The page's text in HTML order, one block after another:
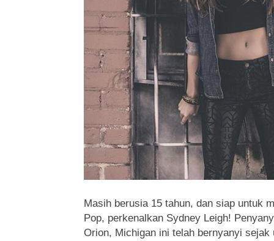
Masih berusia 15 tahun, dan siap untuk
Pop, perkenalkan Sydney Leigh!
Orion, Michigan ini telah bernyanyi sejak